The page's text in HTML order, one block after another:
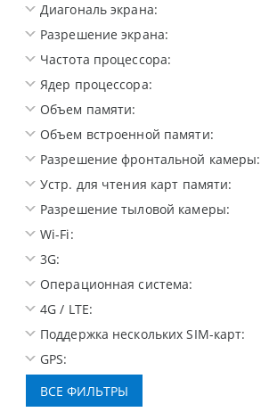
Диагональ экрана:
Разрешение экрана:
Частота процессора:
Ядер процессора:
Объем памяти:
Объем встроенной памяти:
Разрешение фронтальной камеры:
Устр. для чтения карт памяти:
Разрешение тыловой камеры:
Wi-Fi:
3G:
Операционная система:
4G / LTE:
Поддержка нескольких SIM-карт:
GPS: